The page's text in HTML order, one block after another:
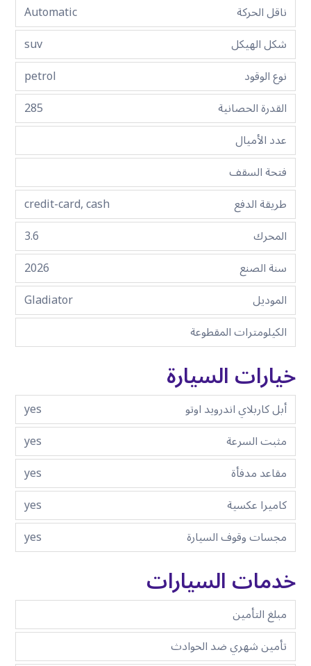
ناقل الحركة
Automatic
شكل الهيكل
suv
نوع الوقود
petrol
القدرة الحصانية
285
عدد الأميال
فتحة السقف
طريقة الدفع
credit-card, cash
المحرك
3.6
سنة الصنع
2026
الموديل
Gladiator
الكيلومترات المقطوعة
خيارات السيارة
أبل كاربلاي اندرويد اوتو
yes
مثبت السرعة
yes
مقاعد مدفأة
yes
كاميرا عكسية
yes
مجسات وقوف السيارة
yes
خدمات السيارات
مبلغ التأمين
تأمين شهري ضد الحوادث